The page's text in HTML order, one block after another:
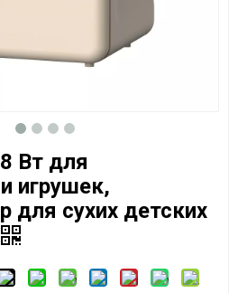
Вт для
игрушек,
для сухих детских